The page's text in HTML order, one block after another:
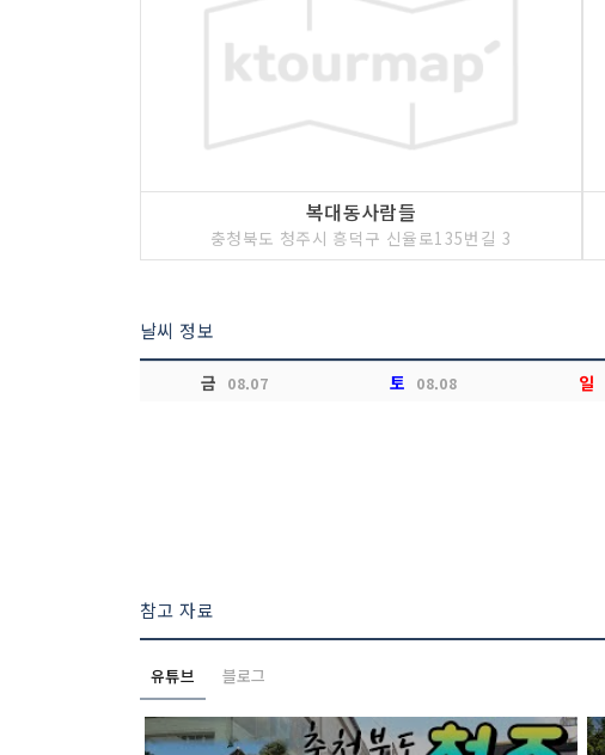
복대동사람들
충청북도 청주시 흥덕구 신율로135번길 3
날씨 정보
금 08.07 토 08.08 일
참고 자료
유튜브 블로그